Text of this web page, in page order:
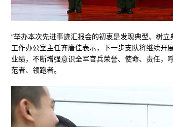
是大陆的相声界
打水漂了
的军事动作电影《排爆手》
？
特定目标
“举办本次先进事迹汇报会的初衷是发现典型、树立
工作办公室主任齐唐佳表示，下一步支队将继续开
业绩，不断增强意识全军官兵荣誉、使命、责任
范者、领跑者。